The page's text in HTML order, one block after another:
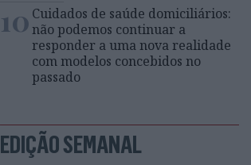
10 Cuidados de saúde domiciliários:
não podemos continuar a
responder a uma nova realidade
com modelos concebidos no
passado
EDIÇÃO SEMANAL